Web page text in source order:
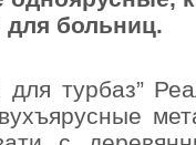
больниц.
для турбаз”